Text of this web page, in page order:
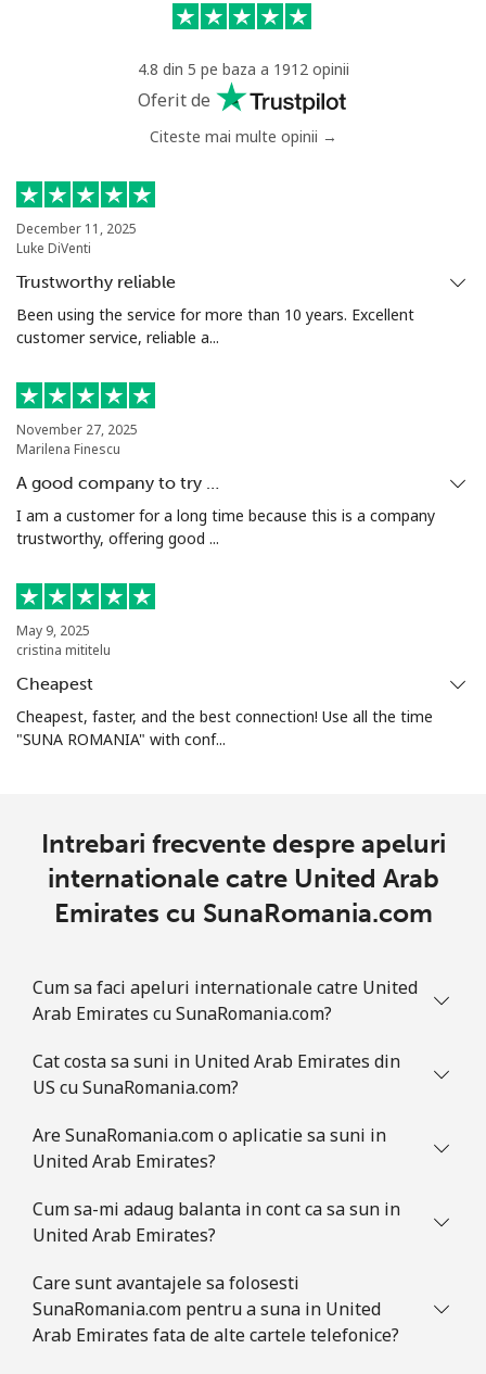
⁦19.5p⁩
51 min pentru
⁦£10⁩
⁦5.5p⁩
181 min pentru
⁦£10⁩
All country
Uzbekistan
Mobil
Tashkent ⁦12.9p⁩
77 min pentru
-
4.8 din 5 pe baza a 1912 opinii
Oferit de
Citeste mai multe opinii →
December 11, 2025
Luke DiVenti
Trustworthy reliable
Been using the service for more than 10 years. Excellent
customer service, reliable a...
November 27, 2025
Marilena Finescu
A good company to try …
I am a customer for a long time because this is a company
trustworthy, offering good ...
May 9, 2025
cristina mititelu
Cheapest
Cheapest, faster, and the best connection! Use all the time
"SUNA ROMANIA" with conf...
Intrebari frecvente despre apeluri
internationale catre United Arab
Emirates cu SunaRomania.com
Cum sa faci apeluri internationale catre United
Arab Emirates cu SunaRomania.com?
Cat costa sa suni in United Arab Emirates din
US cu SunaRomania.com?
Are SunaRomania.com o aplicatie sa suni in
United Arab Emirates?
Cum sa-mi adaug balanta in cont ca sa sun in
United Arab Emirates?
Care sunt avantajele sa folosesti
SunaRomania.com pentru a suna in United
Arab Emirates fata de alte cartele telefonice?